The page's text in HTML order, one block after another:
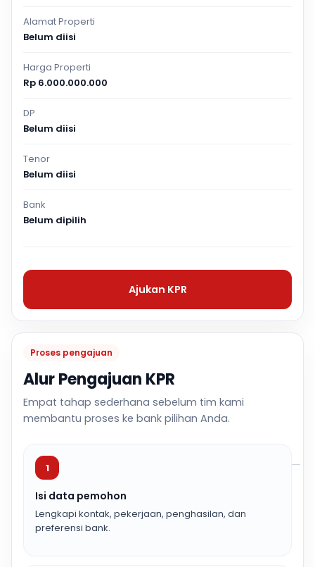
Proses pengajuan
Alur Pengajuan KPR
Empat tahap sederhana sebelum tim kami
membantu proses ke bank pilihan Anda.
1
Isi data pemohon
Lengkapi kontak, pekerjaan, penghasilan, dan
preferensi bank.
Alamat Properti
Belum diisi
Harga Properti
Rp 6.000.000.000
DP
Belum diisi
Tenor
Belum diisi
Bank
Belum dipilih
Ajukan KPR